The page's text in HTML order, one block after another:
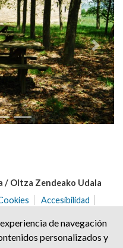
/ Oltza Zendeako Udala
Accesibilidad
| Ororbia (NAVARRA)
948 32 21 04
de navegación
personalizados y